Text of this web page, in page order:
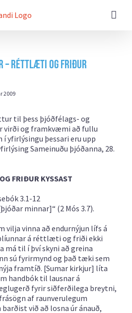
– Réttlæti og friður
2009
til þess þjóðfélags- og
virði og framkvæmi að fullu
yfirlýsingu þessari eru upp
Sameinuðu þjóðanna, 28.
FRIÐUR KYSSAST
3.1-12
minnar]“ (2 Mós 3.7).
vilja vinna að endurnýjun lífs á
á réttlæti og friði ekki
má til í því skyni að greina
sú fyrirmynd og það tæki sem
framtíð. [Sumar kirkjur] líta
handbók til lausnar á
fyrir siðferðilega breytni,
af raunverulegum
við að losna úr ánauð,